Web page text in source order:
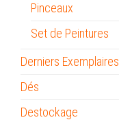
Pinceaux
Set de Peintures
Derniers Exemplaires
Dés
Destockage